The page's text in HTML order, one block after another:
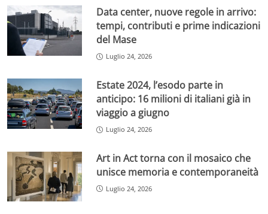
Data center, nuove regole in arrivo:
tempi, contributi e prime indicazioni
del Mase
Luglio 24, 2026
Estate 2024, l’esodo parte in
anticipo: 16 milioni di italiani già in
viaggio a giugno
Luglio 24, 2026
Art in Act torna con il mosaico che
unisce memoria e contemporaneità
Luglio 24, 2026